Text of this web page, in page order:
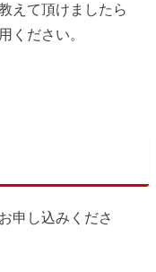
えて頂けましたら
ください。
申し込みくださ